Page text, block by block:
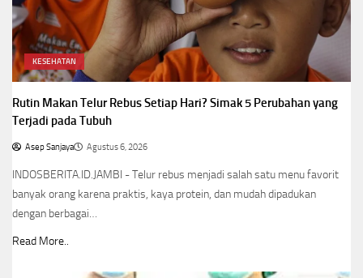
KESEHATAN
Rutin Makan Telur Rebus Setiap Hari? Simak 5 Perubahan yang
Terjadi pada Tubuh
Asep Sanjaya Agustus 6, 2026
INDOSBERITA.ID.JAMBI - Telur rebus menjadi salah satu menu favorit
banyak orang karena praktis, kaya protein, dan mudah dipadukan
dengan berbagai…
Read More..